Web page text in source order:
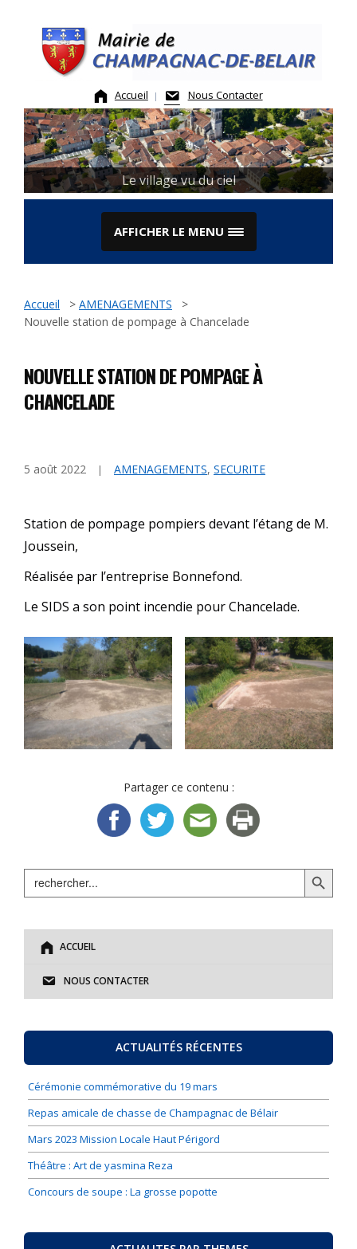
content
Accueil Nous Contacter
Le village vu du ciel
AFFICHER LE MENU
Accueil > AMENAGEMENTS
>
Nouvelle station de pompage à Chancelade
Search Search Button
ACCUEIL
NOUS CONTACTER
ACTUALITÉS RÉCENTES
Cérémonie commémorative du 19 mars
Repas amicale de chasse de Champagnac de Bélair
Mars 2023 Mission Locale Haut Périgord
Théâtre : Art de yasmina Reza
Concours de soupe : La grosse popotte
NOUVELLE STATION DE POMPAGE À
CHANCELADE
5 août 2022 AMENAGEMENTS, SECURITE
Station de pompage pompiers devant l’étang de M.
Joussein,
Réalisée par l’entreprise Bonnefond.
Le SIDS a son point incendie pour Chancelade.
Partager ce contenu :